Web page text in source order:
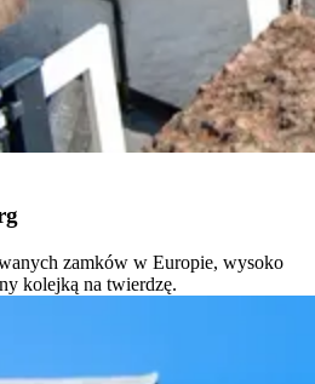
zamków w Europie, wysoko
kolejką na twierdzę.